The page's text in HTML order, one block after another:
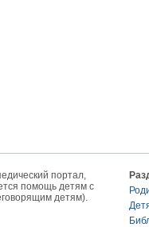
портал,
помощь детям с
детям).